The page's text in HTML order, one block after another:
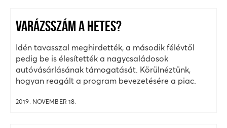
VARÁZSSZÁM A HETES?
Idén tavasszal meghirdették, a második félévtől
pedig be is élesítették a nagycsaládosok
autóvásárlásának támogatását. Körülnéztünk,
hogyan reagált a program bevezetésére a piac.
2019. NOVEMBER 18.